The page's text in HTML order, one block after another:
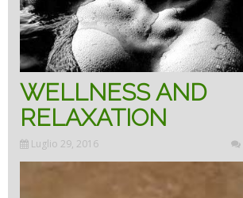
WELLNESS AND
RELAXATION
Luglio 29, 2016